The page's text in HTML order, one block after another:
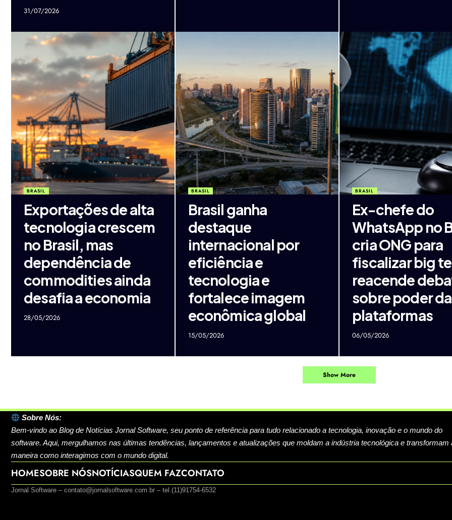
31/07/2026
BRASIL
Exportações de alta
tecnologia crescem
no Brasil, mas
dependência de
commodities ainda
desafia a economia
28/05/2026
BRASIL
Brasil ganha
destaque
internacional por
eficiência e
tecnologia e
fortalece imagem
econômica global
15/05/2026
BRASIL
Ex-chefe do
WhatsApp no
cria ONG para
fiscalizar big
reacende
sobre poder
plataformas
06/05/2026
Show More
Sobre Nós:
Bem-vindo ao Blog de Notícias Jornal Software, seu ponto de referência para tudo relacionado a tecnologia, inovação e o mundo do
software. Aqui, mergulhamos nas últimas tendências, lançamentos e atualizações que moldam a indústria tecnológica e transformam
maneira como interagimos com o mundo digital.
HOMESOBRE NÓSNOTÍCIASQUEM FAZCONTATO
Jornal Software – contato@jornalsoftware.com.br – tel.(11)91754-6532